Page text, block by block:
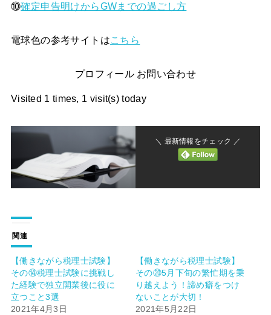
⑩確定申告明けからGWまでの過ごし方
電球色の参考サイトはこちら
プロフィール お問い合わせ
Visited 1 times, 1 visit(s) today
＼ 最新情報をチェック ／
関連
【働きながら税理士試験】
その⑭税理士試験に挑戦し
た経験で独立開業後に役に
立つこと3選
2021年4月3日
【働きながら税理士試験】
その⑳5月下旬の繁忙期を乗
り越えよう！諦め癖をつけ
ないことが大切！
2021年5月22日